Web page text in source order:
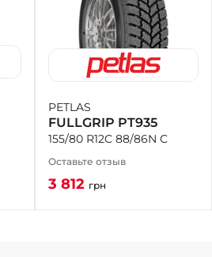
+38 (098) 911-911-4
- на Калиновой
+38 (077) 7-184-184
- Донецкое шоссе
- Щепкина
+38 (099)-643-33-77
- Тополь
+38 (068)-923-74-19
- Калиновая
PETLAS
FULLGRIP PT935
155/80 R12C 88/86N C
Оставьте отзыв
3 812 грн